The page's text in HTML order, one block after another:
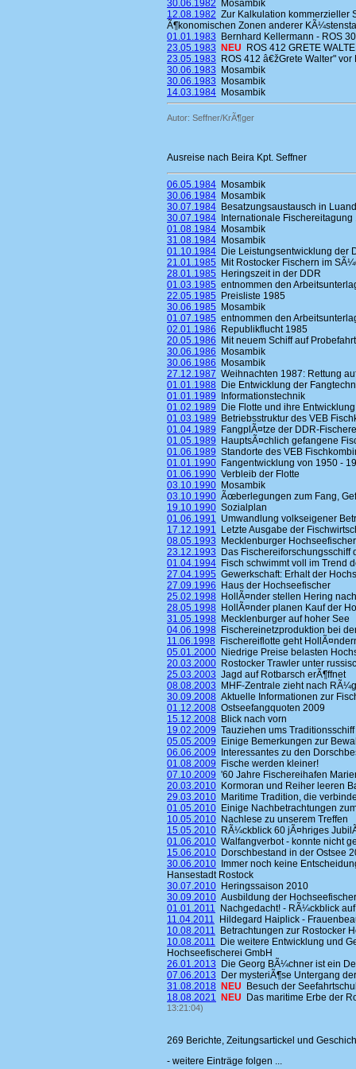
30.06.1982 Mosambik
12.08.1982 Zur Kalkulation kommerzieller
Ã¶konomischen Zonen anderer
01.01.1983 Bernhard Kellermann - ROS
23.05.1983
NEU ROS 412 GRETE
23.05.1983 ROS 412 â€žGrete Walter"
30.06.1983 Mosambik
30.06.1983 Mosambik
14.03.1984 Mosambik
Autor: Seffner/KrÃ¶ger
Ausreise nach Beira Kpt. Seffner
06.05.1984 Mosambik
30.06.1984 Mosambik
30.07.1984 Besatzungsaustausch in
30.07.1984 Internationale
01.08.1984 Mosambik
31.08.1984 Mosambik
01.10.1984 Die Leistungsentwicklung der
21.01.1985 Mit Rostocker Fischern im
28.01.1985 Heringszeit in der DDR
01.03.1985 entnommen den
22.05.1985 Preisliste 1985
30.06.1985 Mosambik
01.07.1985 entnommen den
02.01.1986 Republikflucht 1985
20.05.1986 Mit neuem Schiff auf Probefahrt
30.06.1986 Mosambik
30.06.1986 Mosambik
27.12.1987 Weihnachten 1987: Rettung
01.01.1988 Die Entwicklung der
01.01.1989 Informationstechnik
01.02.1989 Die Flotte und ihre Entwicklung
01.03.1989 Betriebsstruktur des VEB
01.04.1989 FangplÃ¤tze der DDR-
01.05.1989 HauptsÃ¤chlich gefangene
01.06.1989 Standorte des VEB
01.01.1990 Fangentwicklung von 1950 -
01.06.1990 Verbleib der Flotte
03.10.1990 Mosambik
03.10.1990 Ãœberlegungen zum Fang,
19.10.1990 Sozialplan
01.06.1991 Umwandlung volkseigener
17.12.1991 Letzte Ausgabe der
08.05.1993 Mecklenburger
23.12.1993 Das Fischereiforschungsschiff
01.04.1994 Fisch schwimmt voll im Trend
27.04.1995 Gewerkschaft: Erhalt der
27.09.1996 Haus der Hochseefischer
25.02.1998 HollÃ¤nder stellen Hering nach
28.05.1998 HollÃ¤nder planen Kauf der
31.05.1998 Mecklenburger auf hoher See
04.06.1998 Fischereinetzproduktion bei
11.06.1998 Fischereiflotte geht
05.01.2000 Niedrige Preise belasten
20.03.2000 Rostocker Trawler unter
25.03.2003 Jagd auf Rotbarsch erÃ¶ffnet
08.08.2003 MHF-Zentrale zieht nach
30.09.2008 Aktuelle Informationen zur
01.12.2008 Ostseefangquoten 2009
15.12.2008 Blick nach vorn
19.02.2009 Tauziehen ums Traditionsschiff
05.05.2009 Einige Bemerkungen zur
06.06.2009 Interessantes zu den
01.08.2009 Fische werden kleiner!
07.10.2009 '60 Jahre Fischereihafen
20.03.2010 Kormoran und Reiher leeren
29.03.2010 Maritime Tradition, die
01.05.2010 Einige Nachbetrachtungen
10.05.2010 Nachlese zu unserem Treffen
15.05.2010 RÃ¼ckblick 60 jÃ¤hriges
01.06.2010 Walfangverbot - konnte nicht
15.06.2010 Dorschbestand in der Ostsee
30.06.2010 Immer noch keine
Hansestadt Rostock
30.07.2010 Heringssaison 2010
30.09.2010 Ausbildung der
01.01.2011 Nachgedacht! - RÃ¼ckblick
11.04.2011 Hildegard Haiplick -
10.08.2011 Betrachtungen zur Rostocker
10.08.2011 Die weitere Entwicklung und
Hochseefischerei GmbH
26.01.2013 Die Georg BÃ¼chner ist ein
07.06.2013 Der mysteriÃ¶se Untergang
31.08.2018 NEU Besuch der
18.08.2021
NEU Das maritime Erbe der
13:21:04)
269 Berichte, Zeitungsartickel und
- weitere Einträge folgen ...